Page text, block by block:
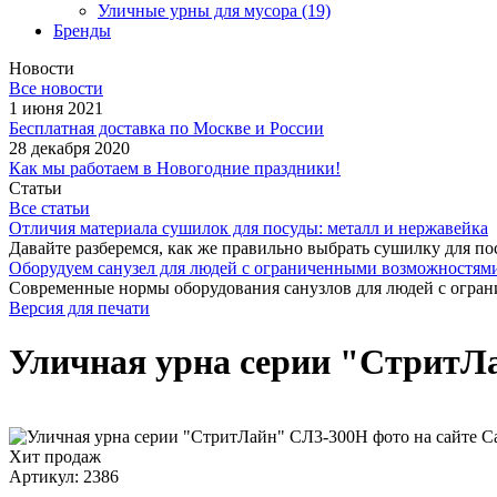
Уличные урны для мусора (19)
Бренды
Новости
Все новости
1 июня 2021
Бесплатная доставка по Москве и России
28 декабря 2020
Как мы работаем в Новогодние праздники!
Статьи
Все статьи
Отличия материала сушилок для посуды: металл и нержавейка
Давайте разберемся, как же правильно выбрать сушилку для
Оборудуем санузел для людей с ограниченными
Современные нормы оборудования санузлов для людей с
Версия для печати
Уличная урна серии
Хит продаж
Артикул: 2386